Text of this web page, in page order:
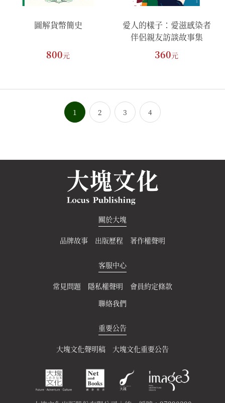
圖解貨幣簡史
800元
愛人的樣子：愛滋感染者
伴侶親友訪談故事集
360元
1 2 3 4
關於大塊
品牌故事 出版歷程 著作權聲明
客服中心
常見問題 隱私權聲明
會員約定條款
聯絡我們
重要公告
大塊文化聲明稿 大塊文化重要公告